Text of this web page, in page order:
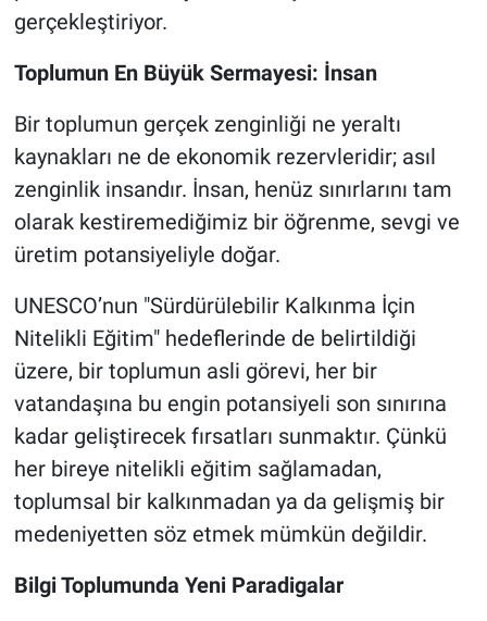
gerçekleştiriyor.
Toplumun En Büyük Sermayesi: İnsan
Bir toplumun gerçek zenginliği ne yeraltı
kaynakları ne de ekonomik rezervleridir; asıl
zenginlik insandır. İnsan, henüz sınırlarını tam
olarak kestiremediğimiz bir öğrenme, sevgi ve
üretim potansiyeliyle doğar.
UNESCO’nun "Sürdürülebilir Kalkınma İçin
Nitelikli Eğitim" hedeflerinde de belirtildiği
üzere, bir toplumun asli görevi, her bir
vatandaşına bu engin potansiyeli son sınırına
kadar geliştirecek fırsatları sunmaktır. Çünkü
her bireye nitelikli eğitim sağlamadan,
toplumsal bir kalkınmadan ya da gelişmiş bir
medeniyetten söz etmek mümkün değildir.
Bilgi Toplumunda Yeni Paradigalar